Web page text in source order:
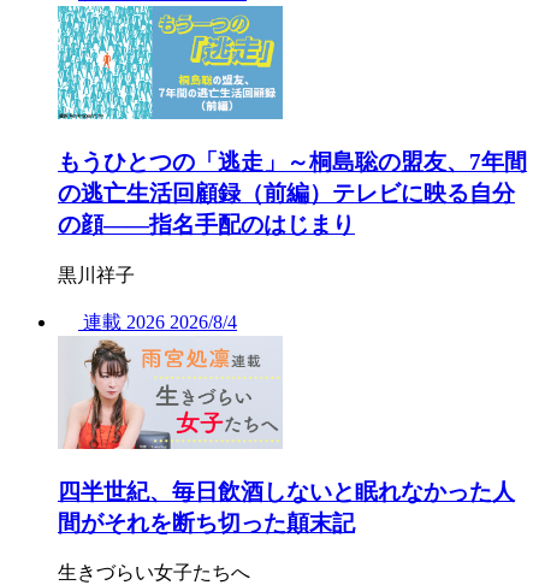
もうひとつの「逃走」～桐島聡の盟友、7年間
の逃亡生活回顧録（前編）テレビに映る自分
の顔――指名手配のはじまり
黒川祥子
連載 2026 2026/8/4
四半世紀、毎日飲酒しないと眠れなかった人
間がそれを断ち切った顛末記
生きづらい女子たちへ